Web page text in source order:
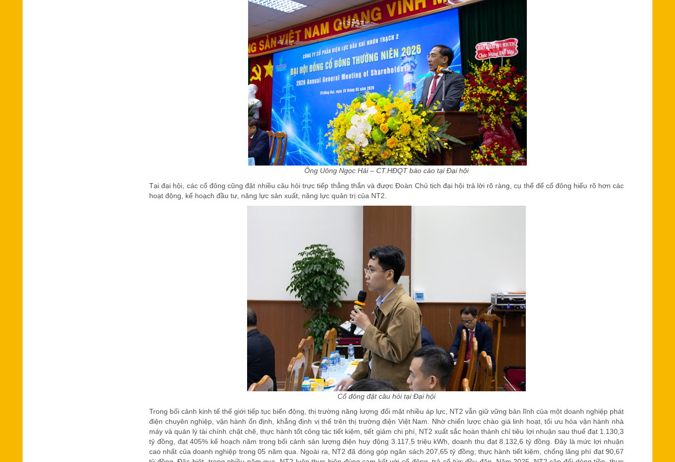
Ông Uông Ngọc Hải – CT.HĐQT báo cáo tại Đại hội
Tại đại hội, các cổ đông cũng đặt nhiều câu hỏi trực tiếp thẳng thắn và được Đoàn Chủ tịch đại hội trả lời rõ ràng, cụ thể để cổ đông hiểu rõ hơn các
hoạt động, kế hoạch đầu tư, năng lực sản xuất, năng lực quản trị của NT2.
Cổ đông đặt câu hỏi tại Đại hội
Trong bối cảnh kinh tế thế giới tiếp tục biến động, thị trường năng lượng đối mặt nhiều áp lực, NT2 vẫn giữ vững bản lĩnh của một doanh nghiệp phát
điện chuyên nghiệp, vận hành ổn định, khẳng định vị thế trên thị trường điện Việt Nam. Nhờ chiến lược chào giá linh hoạt, tối ưu hóa vận hành nhà
máy và quản lý tài chính chặt chẽ, thực hành tốt công tác tiết kiệm, tiết giảm chi phí, NT2 xuất sắc hoàn thành chỉ tiêu lợi nhuận sau thuế đạt 1.130,3
tỷ đồng, đạt 405% kế hoạch năm trong bối cảnh sản lượng điện huy động 3.117,5 triệu kWh, doanh thu đạt 8.132,6 tỷ đồng. Đây là mức lợi nhuận
cao nhất của doanh nghiệp trong 05 năm qua. Ngoài ra, NT2 đã đóng góp ngân sách 207,65 tỷ đồng; thực hành tiết kiệm, chống lãng phí đạt 90,67